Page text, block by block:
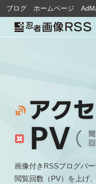
ブログ ホームページ
画像付きRSSブログパ
閲覧回数（PV）を上げ